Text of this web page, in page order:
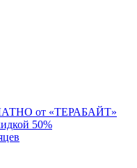
от «ТЕРАБАЙТ»
50%